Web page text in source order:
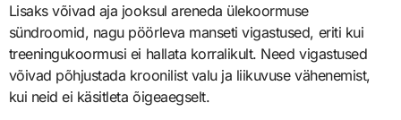
Lisaks võivad aja jooksul areneda ülekoormuse
sündroomid, nagu pöörleva manseti vigastused, eriti kui
treeningukoormusi ei hallata korralikult. Need vigastused
võivad põhjustada kroonilist valu ja liikuvuse vähenemist,
kui neid ei käsitleta õigeaegselt.